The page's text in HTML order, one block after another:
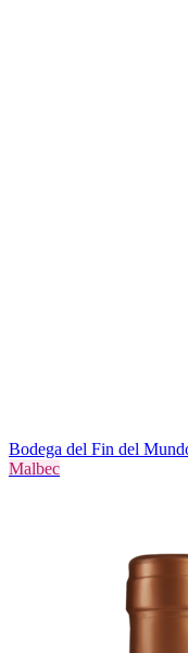
Bodega del Fin del
Malbec